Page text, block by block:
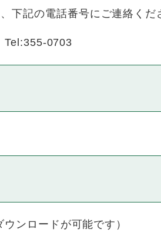
下記の電話番号にご連絡くだ
Tel:355-0703
ンロードが可能です）